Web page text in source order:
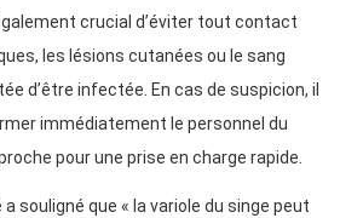
crucial d’éviter tout contact
les lésions cutanées ou le sang
d’être infectée. En cas de suspicion, il
immédiatement le personnel du
pour une prise en charge rapide.
souligné que « la variole du singe peut